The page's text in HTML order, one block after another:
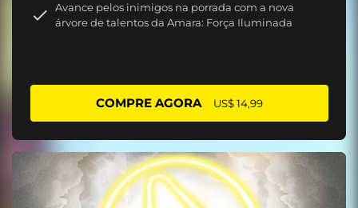
Avance pelos inimigos na porrada com a nova
árvore de talentos da Amara: Força Iluminada
COMPRE AGORA US$ 14,99